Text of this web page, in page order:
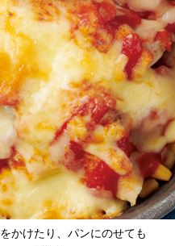
かけたり、パンにのせても